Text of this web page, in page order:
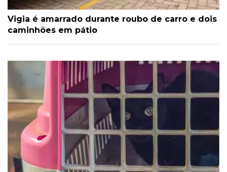
Vigia é amarrado durante roubo de carro e dois
caminhões em pátio